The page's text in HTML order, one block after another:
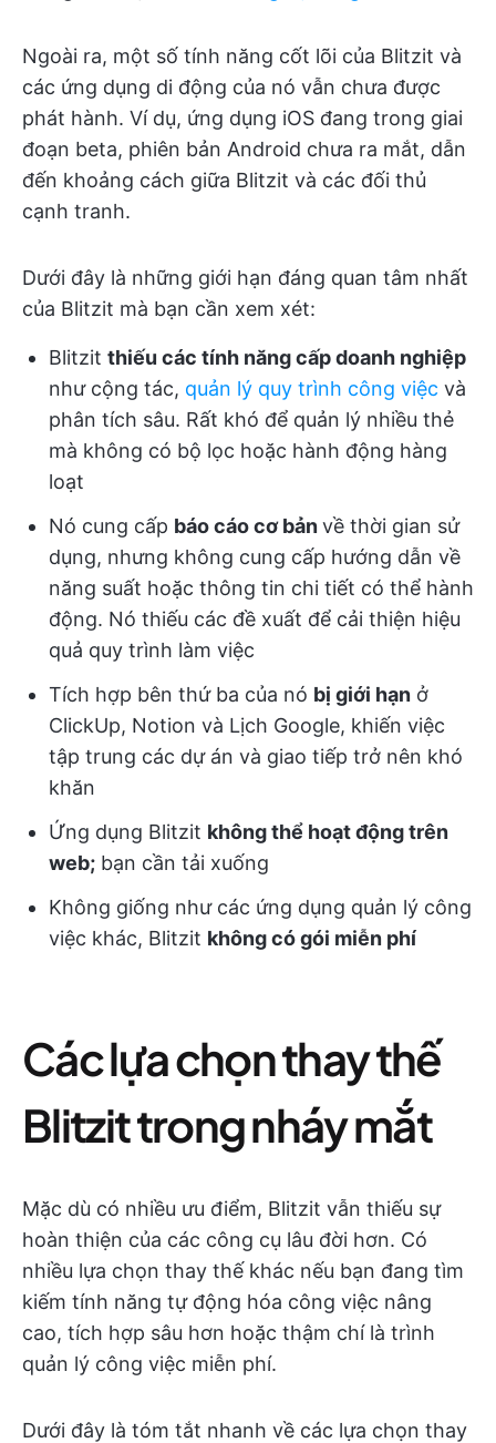
Ngoài ra, một số tính năng cốt lõi của Blitzit và
các ứng dụng di động của nó vẫn chưa được
phát hành. Ví dụ, ứng dụng iOS đang trong giai
đoạn beta, phiên bản Android chưa ra mắt, dẫn
đến khoảng cách giữa Blitzit và các đối thủ
cạnh tranh.
Dưới đây là những giới hạn đáng quan tâm nhất
của Blitzit mà bạn cần xem xét:
Blitzit thiếu các tính năng cấp doanh nghiệp
như cộng tác, quản lý quy trình công việc và
phân tích sâu. Rất khó để quản lý nhiều thẻ
mà không có bộ lọc hoặc hành động hàng
loạt
Nó cung cấp báo cáo cơ bảnvề thời gian sử
dụng, nhưng không cung cấp hướng dẫn về
năng suất hoặc thông tin chi tiết có thể hành
động. Nó thiếu các đề xuất để cải thiện hiệu
quả quy trình làm việc
Tích hợp bên thứ ba của nó bị giới hạn ở
ClickUp, Notion và Lịch Google, khiến việc
tập trung các dự án và giao tiếp trở nên khó
khăn
Ứng dụng Blitzit không thể hoạt động trên
web; bạn cần tải xuống
Không giống như các ứng dụng quản lý công
việc khác, Blitzit không có gói miễn phí
Các lựa chọn thay thế
Blitzit trong nháy mắt
Mặc dù có nhiều ưu điểm, Blitzit vẫn thiếu sự
hoàn thiện của các công cụ lâu đời hơn. Có
nhiều lựa chọn thay thế khác nếu bạn đang tìm
kiếm tính năng tự động hóa công việc nâng
cao, tích hợp sâu hơn hoặc thậm chí là trình
quản lý công việc miễn phí.
Dưới đây là tóm tắt nhanh về các lựa chọn thay